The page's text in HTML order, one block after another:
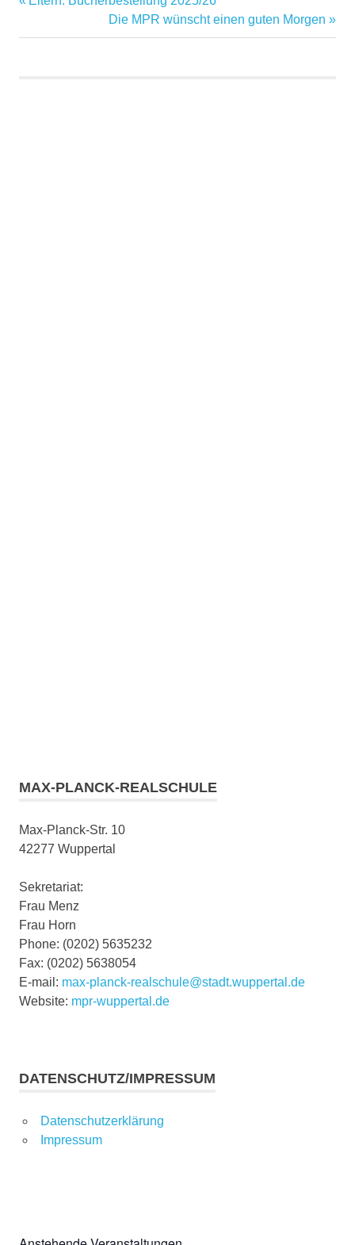
Beitragsnavigation
Nächster
Beitrag:
Die MPR wünscht einen guten Morgen
MAX-PLANCK-REALSCHULE
Max-Planck-Str. 10
42277 Wuppertal
Sekretariat:
Frau Menz
Frau Horn
Phone: (0202) 5635232
Fax: (0202) 5638054
E-mail: max-planck-realschule@stadt.wuppertal.de
Website: mpr-wuppertal.de
DATENSCHUTZ/IMPRESSUM
Datenschutzerklärung
Impressum